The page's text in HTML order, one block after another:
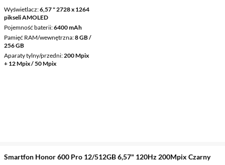
Wyświetlacz 6,57 " 2728 x 1264
pikseli AMOLED
Pojemność baterii 6400 mAh
Pamięć RAM/wewnętrzna 8 GB /
256 GB
Aparaty tylny/przedni 200 Mpix
+ 12 Mpix / 50 Mpix
Smartfon Honor 600 Pro 12/512GB 6,57" 120Hz 200Mpix Czarny